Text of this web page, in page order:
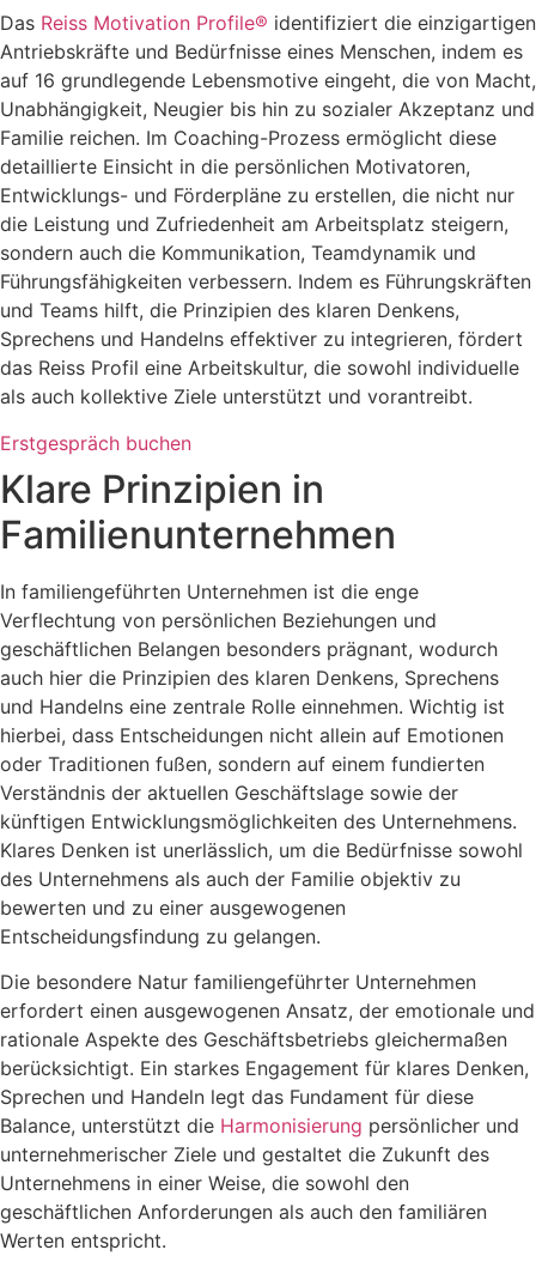
Das Reiss Motivation Profile® identifiziert die einzigartigen
Antriebskräfte und Bedürfnisse eines Menschen, indem es
auf 16 grundlegende Lebensmotive eingeht, die von Macht,
Unabhängigkeit, Neugier bis hin zu sozialer Akzeptanz und
Familie reichen. Im Coaching-Prozess ermöglicht diese
detaillierte Einsicht in die persönlichen Motivatoren,
Entwicklungs- und Förderpläne zu erstellen, die nicht nur
die Leistung und Zufriedenheit am Arbeitsplatz steigern,
sondern auch die Kommunikation, Teamdynamik und
Führungsfähigkeiten verbessern. Indem es Führungskräften
und Teams hilft, die Prinzipien des klaren Denkens,
Sprechens und Handelns effektiver zu integrieren, fördert
das Reiss Profil eine Arbeitskultur, die sowohl individuelle
als auch kollektive Ziele unterstützt und vorantreibt.
Erstgespräch buchen
Klare Prinzipien in
Familienunternehmen
In familiengeführten Unternehmen ist die enge
Verflechtung von persönlichen Beziehungen und
geschäftlichen Belangen besonders prägnant, wodurch
auch hier die Prinzipien des klaren Denkens, Sprechens
und Handelns eine zentrale Rolle einnehmen. Wichtig ist
hierbei, dass Entscheidungen nicht allein auf Emotionen
oder Traditionen fußen, sondern auf einem fundierten
Verständnis der aktuellen Geschäftslage sowie der
künftigen Entwicklungsmöglichkeiten des Unternehmens.
Klares Denken ist unerlässlich, um die Bedürfnisse sowohl
des Unternehmens als auch der Familie objektiv zu
bewerten und zu einer ausgewogenen
Entscheidungsfindung zu gelangen.
Die besondere Natur familiengeführter Unternehmen
erfordert einen ausgewogenen Ansatz, der emotionale und
rationale Aspekte des Geschäftsbetriebs gleichermaßen
berücksichtigt. Ein starkes Engagement für klares Denken,
Sprechen und Handeln legt das Fundament für diese
Balance, unterstützt die Harmonisierung persönlicher und
unternehmerischer Ziele und gestaltet die Zukunft des
Unternehmens in einer Weise, die sowohl den
geschäftlichen Anforderungen als auch den familiären
Werten entspricht.